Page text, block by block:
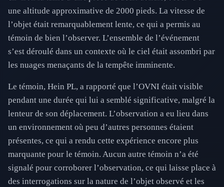
une altitude approximative de 2000 pieds. La vitesse de
l’objet était remarquablement lente, ce qui a permis au
témoin de bien l’observer. L’ensemble de l’événement
s’est déroulé dans un contexte où le ciel était assombri par
les nuages menaçants de la tempête imminente.
Le témoin, Hein PL, a rapporté que l’OVNI était visible
pendant une durée qui lui a semblé significative, malgré la
lenteur de son déplacement. L’observation a eu lieu dans
un environnement où peu d’autres personnes étaient
présentes, ce qui a rendu cette expérience encore plus
marquante pour le témoin. Aucun autre témoin n’a été
signalé pour corroborer l’observation, ce qui laisse place à
des interrogations sur la nature de l’objet observé et les